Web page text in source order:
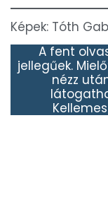
Képek: Tóth
A fent
jellegűek.
nézz